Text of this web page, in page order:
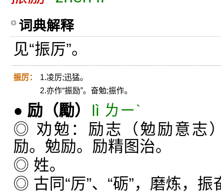
词典解释
见“振厉”。
振厉：
1.凌厉;迅猛。
2.亦作“振励”。奋勉;振作。
● 励 （勵）
lì ㄌㄧˋ
◎ 劝勉：励志（勉励意志
励。勉励。励精图治。
◎ 姓。
◎ 古同“厉”、“砺”，磨炼，振